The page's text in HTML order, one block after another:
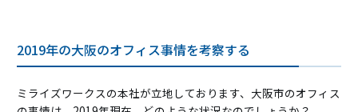
2019年の大阪のオフィス事情を考察する
ミライズワークスの本社が立地しております、大阪市のオフィス